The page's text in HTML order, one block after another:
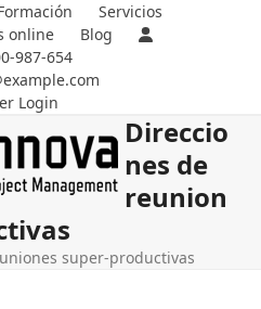
Servicios
online
Blog
987-654
Login
Direccio
nes de
reunion
super-productivas